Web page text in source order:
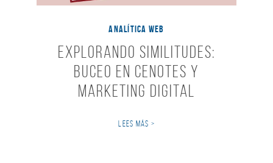
ANALÍTICA WEB
Explorando Similitudes:
Buceo en Cenotes y
Marketing Digital
LEES MÁS >